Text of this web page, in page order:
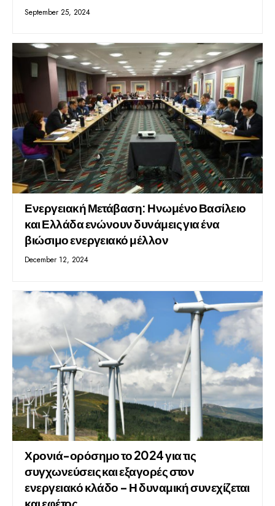
September 25, 2024
Ενεργειακή Μετάβαση: Ηνωμένο Βασίλειο
και Ελλάδα ενώνουν δυνάμεις για ένα
βιώσιμο ενεργειακό μέλλον
December 12, 2024
Χρονιά-ορόσημο το 2024 για τις
συγχωνεύσεις και εξαγορές στον
ενεργειακό κλάδο – Η δυναμική συνεχίζεται